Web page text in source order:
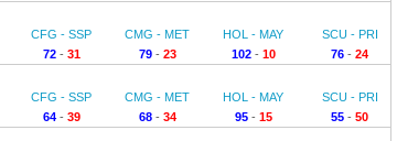
CFG - SSP
72- 31
CMG - MET
79- 23
HOL - MAY
102- 10
SCU - PRI
76 - 24
CFG - SSP
64- 39
CMG - MET
68- 34
HOL - MAY
95- 15
SCU - PRI
55 - 50